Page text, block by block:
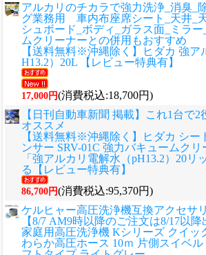
アルカリのチカラで強力洗浄_消臭_
グ業務用 車内布座席シート_天井_
シュボード_ボディ_ガラス面_ミラ
ムクリーナーとの併用もおすすめ
【送料無料※沖縄除く】ヒダカ 強ア
H13.2）20L 【レビュー特典有】
17,000円(消費税込:18,700円)
【日刊自動車新聞 掲載】これ1台で
オススメ
【送料無料※沖縄除く】ヒダカ シー
ンサー SRV-01C 強力バキュームクリ
「強アルカリ電解水（pH13.2）20リ
る【レビュー特典有】
86,700円(消費税込:95,370円)
ケルヒャー高圧洗浄機互換アクセサ
【8/7 AM9時以降のご注文は8/17以
家庭用高圧洗浄機 Kシリーズ クイッ
わらか高圧ホース 10ｍ 片側スイベ